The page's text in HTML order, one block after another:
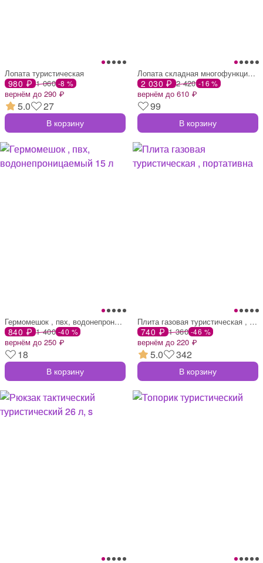
Лопата туристическая
980 ₽ 1 060 -8 %
вернём до 290 ₽
5.0 27
В корзину
Лопата складная многофункциональная в че
2 030 ₽ 2 420 -16 %
вернём до 610 ₽
99
В корзину
Гермомешок , пвх, водонепроницаемый 15 л
840 ₽ 1 400 -40 %
вернём до 250 ₽
18
В корзину
Плита газовая туристическая , портативна
740 ₽ 1 360 -46 %
вернём до 220 ₽
5.0 342
В корзину